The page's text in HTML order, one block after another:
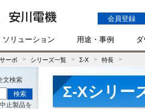
会員登録
ソリューション 用途・事例
サーボ シリーズ一覧 Σ-X 特長
Σ-Xシリー
文検索
止製品を